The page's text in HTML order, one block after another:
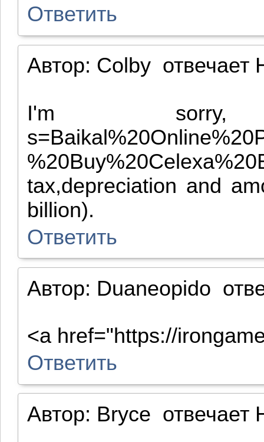
Ответить
Автор: Colby отвечает
I'm sorry,
tax,depreciation and
billion).
Ответить
Автор: Duaneopido
<a href="https://
Ответить
Автор: Bryce отвечает